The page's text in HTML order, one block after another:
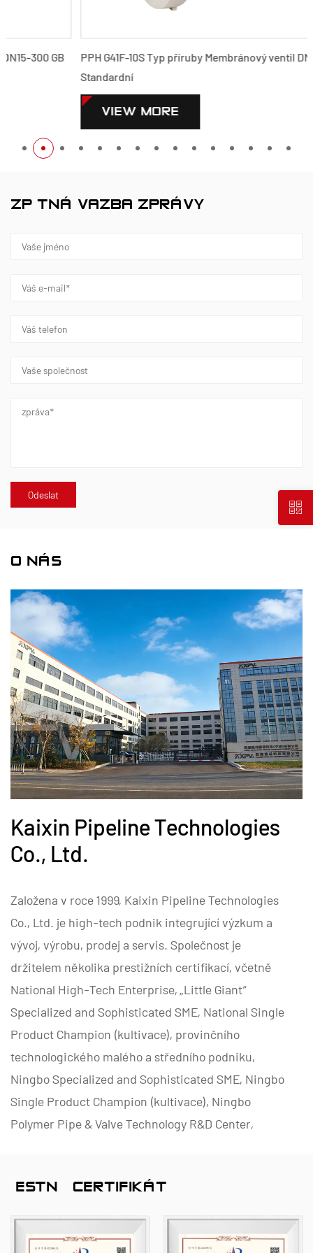
PPH G41F-10S Typ příruby Membránový ventil DN15-300 GB
VIEW MORE
ZPĚTNÁ VAZBA ZPRÁVY
O NÁS
Kaixin Pipeline Technologies
Co., Ltd.
Založena v roce 1999, Kaixin Pipeline Technologies
Co., Ltd. je high-tech podnik integrující výzkum a
vývoj, výrobu, prodej a servis. Společnost je
držitelem několika prestižních certifikací, včetně
National High-Tech Enterprise, „Little Giant“
Specialized and Sophisticated SME, National Single
Product Champion (kultivace), provinčního
technologického malého a středního podniku,
Ningbo Specialized and Sophisticated SME, Ningbo
Single Product Champion (kultivace), Ningbo
Polymer Pipe & Valve Technology R&D Center,
Factornov Úroveň vyspělosti schopností 2.
Specializujeme se na vývoj, výrobu a dodávky
nekovových korozivzdorných produktů pro
ČESTNÝ CERTIFIKÁT